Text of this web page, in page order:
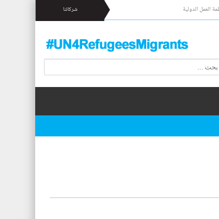
العمل الدولية شركائنا